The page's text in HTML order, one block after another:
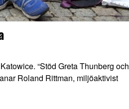
“Stöd Greta Thunberg och
Roland Rittman, miljöaktivist